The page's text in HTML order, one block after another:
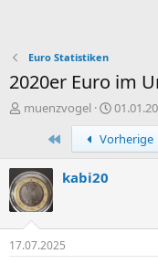
Euro Statistiken
2020er Euro im
E
e
l
l
e
r
muenzvogel
E
r
s
t
m
Erste
Vorherige
kabi20
17.07.2025